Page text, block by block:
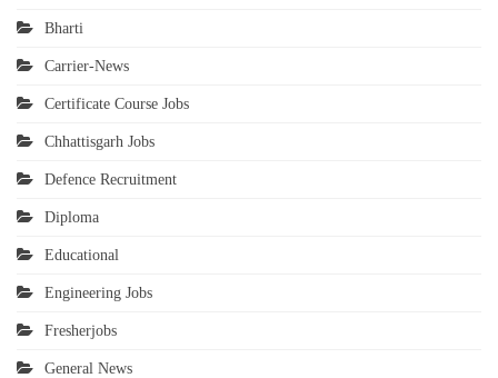
Bharti
Carrier-News
Certificate Course Jobs
Chhattisgarh Jobs
Defence Recruitment
Diploma
Educational
Engineering Jobs
Fresherjobs
General News